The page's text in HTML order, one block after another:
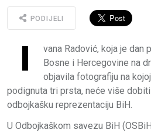
PODIJELI
I
vana Radović, koja je dan
Bosne i Hercegovine na
objavila fotografiju na
podignuta tri prsta, neće više
odbojkašku reprezentaciju BiH.
U Odbojkaškom savezu BiH